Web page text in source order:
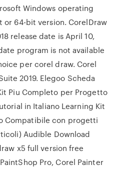
Windows operating
or 64-bit version. CorelDraw
release date is April 10,
program is not available
per corel draw. Corel
2019. Elegoo Scheda
Piu Completo per Progetto
in Italiano Learning Kit
Compatibile con progetti
Audible Download
x5 full version free
Pro, Corel Painter